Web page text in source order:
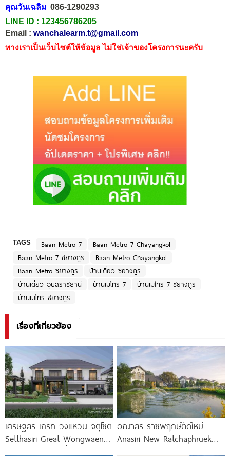
คุณวันเฉลิม 086-1290293
LINE ID : 123456786205
Email : wanchalearm.t@gmail.com
ทางเราเป็นเว็บไซต์ให้ข้อมูล ไม่ใช่เจ้าของโครงการนะครับ
TAGS Baan Metro 7
Baan Metro 7 Chayangkol
Baan Metro 7 ชยางกูร
Baan Metro Chayangkol
Baan Metro ชยางกูร
บ้านเดี่ยว ชยางกูร
บ้านเดี่ยว อุบลราชธานี
บ้านเมโทร 7
บ้านเมโทร 7 ชยางกูร
บ้านเมโทร ชยางกูร
เรื่องที่เกี่ยวข้อง
เศรษฐสิริ เกรท วงแหวน-จตุโชติ
Setthasiri Great Wongwaen-
อณาสิริ ราชพฤกษ์ตัดใหม่
Anasiri New Ratchaphruek